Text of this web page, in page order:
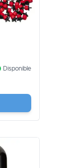
Disponible